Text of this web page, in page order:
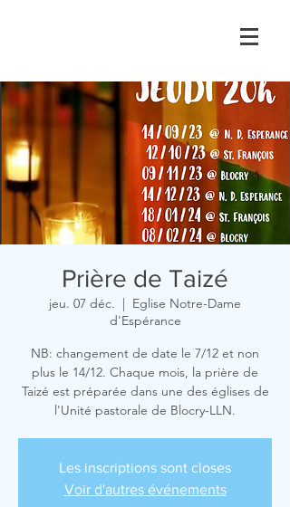
Prière de Taizé
jeu. 07 déc.
  |
Eglise Notre-Dame
d'Espérance
NB: changement de date le 7/12 et non
plus le 14/12. Chaque mois, la prière de
Taizé est préparée dans une des églises de
l'Unité pastorale de Blocry-LLN.
Les inscriptions sont closes
Voir d'autres événements